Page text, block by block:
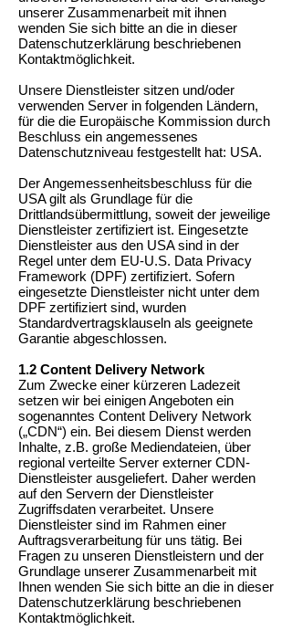
unserer Zusammenarbeit mit ihnen
wenden Sie sich bitte an die in dieser
Datenschutzerklärung beschriebenen
Kontaktmöglichkeit.
Unsere Dienstleister sitzen und/oder
verwenden Server in folgenden Ländern,
für die die Europäische Kommission durch
Beschluss ein angemessenes
Datenschutzniveau festgestellt hat: USA.
Der Angemessenheitsbeschluss für die
USA gilt als Grundlage für die
Drittlandsübermittlung, soweit der jeweilige
Dienstleister zertifiziert ist. Eingesetzte
Dienstleister aus den USA sind in der
Regel unter dem EU-U.S. Data Privacy
Framework (DPF) zertifiziert. Sofern
eingesetzte Dienstleister nicht unter dem
DPF zertifiziert sind, wurden
Standardvertragsklauseln als geeignete
Garantie abgeschlossen.
1.2 Content Delivery Network
Zum Zwecke einer kürzeren Ladezeit
setzen wir bei einigen Angeboten ein
sogenanntes Content Delivery Network
(„CDN“) ein. Bei diesem Dienst werden
Inhalte, z.B. große Mediendateien, über
regional verteilte Server externer CDN-
Dienstleister ausgeliefert. Daher werden
auf den Servern der Dienstleister
Zugriffsdaten verarbeitet. Unsere
Dienstleister sind im Rahmen einer
Auftragsverarbeitung für uns tätig. Bei
Fragen zu unseren Dienstleistern und der
Grundlage unserer Zusammenarbeit mit
Ihnen wenden Sie sich bitte an die in dieser
Datenschutzerklärung beschriebenen
Kontaktmöglichkeit.